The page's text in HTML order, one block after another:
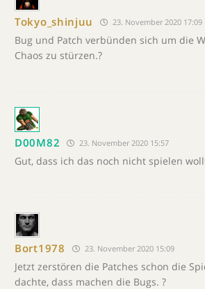
Tokyo_shinjuu 23. November 2020 17:09
Bug und Patch verbünden sich um die
Chaos zu stürzen.?
D00M82 23. November 2020 15:57
Gut, dass ich das noch nicht spielen
Bort1978 23. November 2020 15:09
Jetzt zerstören die Patches schon die
dachte, dass machen die Bugs. ?